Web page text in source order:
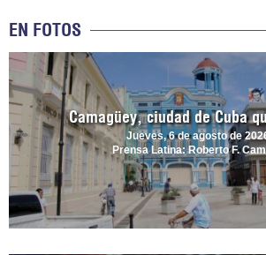
EN FOTOS
Camagüey, ciudad de Cuba
Jueves, 6 de agosto de
Prensa Latina: Roberto F.